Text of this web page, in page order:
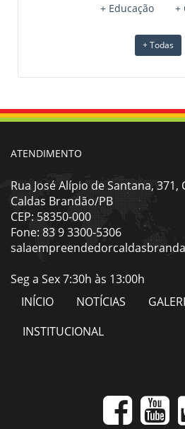
+ Educação
+
+ Todas
ATENDIMENTO
Rua José Alípio de Santana, 371,
Caldas Brandão/PB
CEP: 58350-000
Fone: 83 9 3300-5306
Seg a Sex 7:30h às 13:00h
INÍCIO
NOTÍCIAS
INSTITUCIONAL